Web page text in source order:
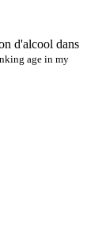
d'alcool dans
age in my